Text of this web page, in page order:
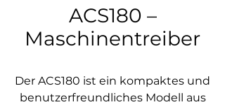
ACS180 –
Maschinentreiber
Der ACS180 ist ein kompaktes und
benutzerfreundliches Modell aus